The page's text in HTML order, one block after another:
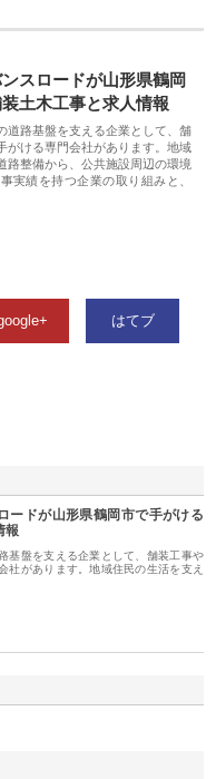
スロードが山形県鶴岡
土木工事と求人情報
道路基盤を支える企業として、舗
がける専門会社があります。地域
路整備から、公共施設周辺の環境
実績を持つ企業の取り組みと、
はてブ
ードが山形県鶴岡市で手がける
報
基盤を支える企業として、舗装工事や
社があります。地域住民の生活を支え